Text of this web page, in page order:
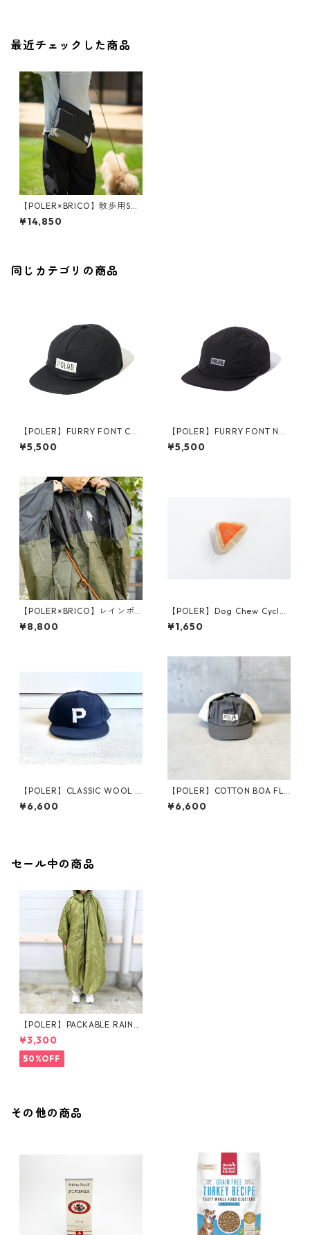
最近チェックした商品
【POLER×BRICO】散歩用SH
OULDER BAG
¥14,850
同じカテゴリの商品
【POLER】FURRY FONT COT
TON 6P CAP
¥5,500
【POLER】FURRY FONT NYL
ON 5P CAP
¥5,500
【POLER×BRICO】レインポ
ンチョ
¥8,800
【POLER】Dog Chew Cyclop
s
¥1,650
【POLER】CLASSIC WOOL B
ASEBALL CAP
¥6,600
【POLER】COTTON BOA FLA
P CAP
¥6,600
セール中の商品
【POLER】PACKABLE RAIN P
ONCHO
¥3,300
50%OFF
その他の商品